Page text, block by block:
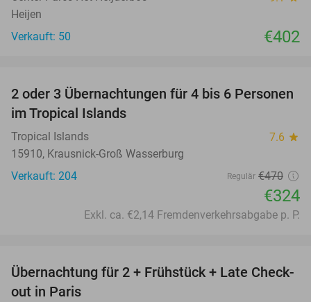
Heijen
Verkauft: 50
€402
31%
2 oder 3 Übernachtungen für 4 bis 6 Personen
im Tropical Islands
Tropical Islands 7.6 star
15910, Krausnick-Groß Wasserburg
Verkauft: 204
Regulär €470
€324
Exkl. ca. €2,14 Fremdenverkehrsabgabe p. P.
62%
Übernachtung für 2 + Frühstück + Late Check-
out in Paris